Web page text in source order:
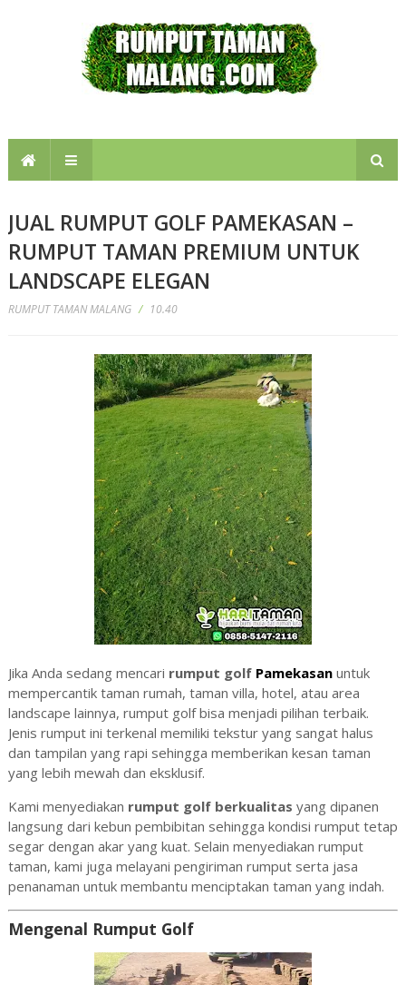
JUAL RUMPUT GOLF PAMEKASAN –
RUMPUT TAMAN PREMIUM UNTUK
LANDSCAPE ELEGAN
RUMPUT TAMAN MALANG / 10.40
Jika Anda sedang mencari rumput golf Pamekasanuntuk
mempercantik taman rumah, taman villa, hotel, atau area
landscape lainnya, rumput golf bisa menjadi pilihan terbaik.
Jenis rumput ini terkenal memiliki tekstur yang sangat halus
dan tampilan yang rapi sehingga memberikan kesan taman
yang lebih mewah dan eksklusif.
Kami menyediakan rumput golf berkualitas yang dipanen
langsung dari kebun pembibitan sehingga kondisi rumput tetap
segar dengan akar yang kuat. Selain menyediakan rumput
taman, kami juga melayani pengiriman rumput serta jasa
penanaman untuk membantu menciptakan taman yang indah.
Mengenal Rumput Golf